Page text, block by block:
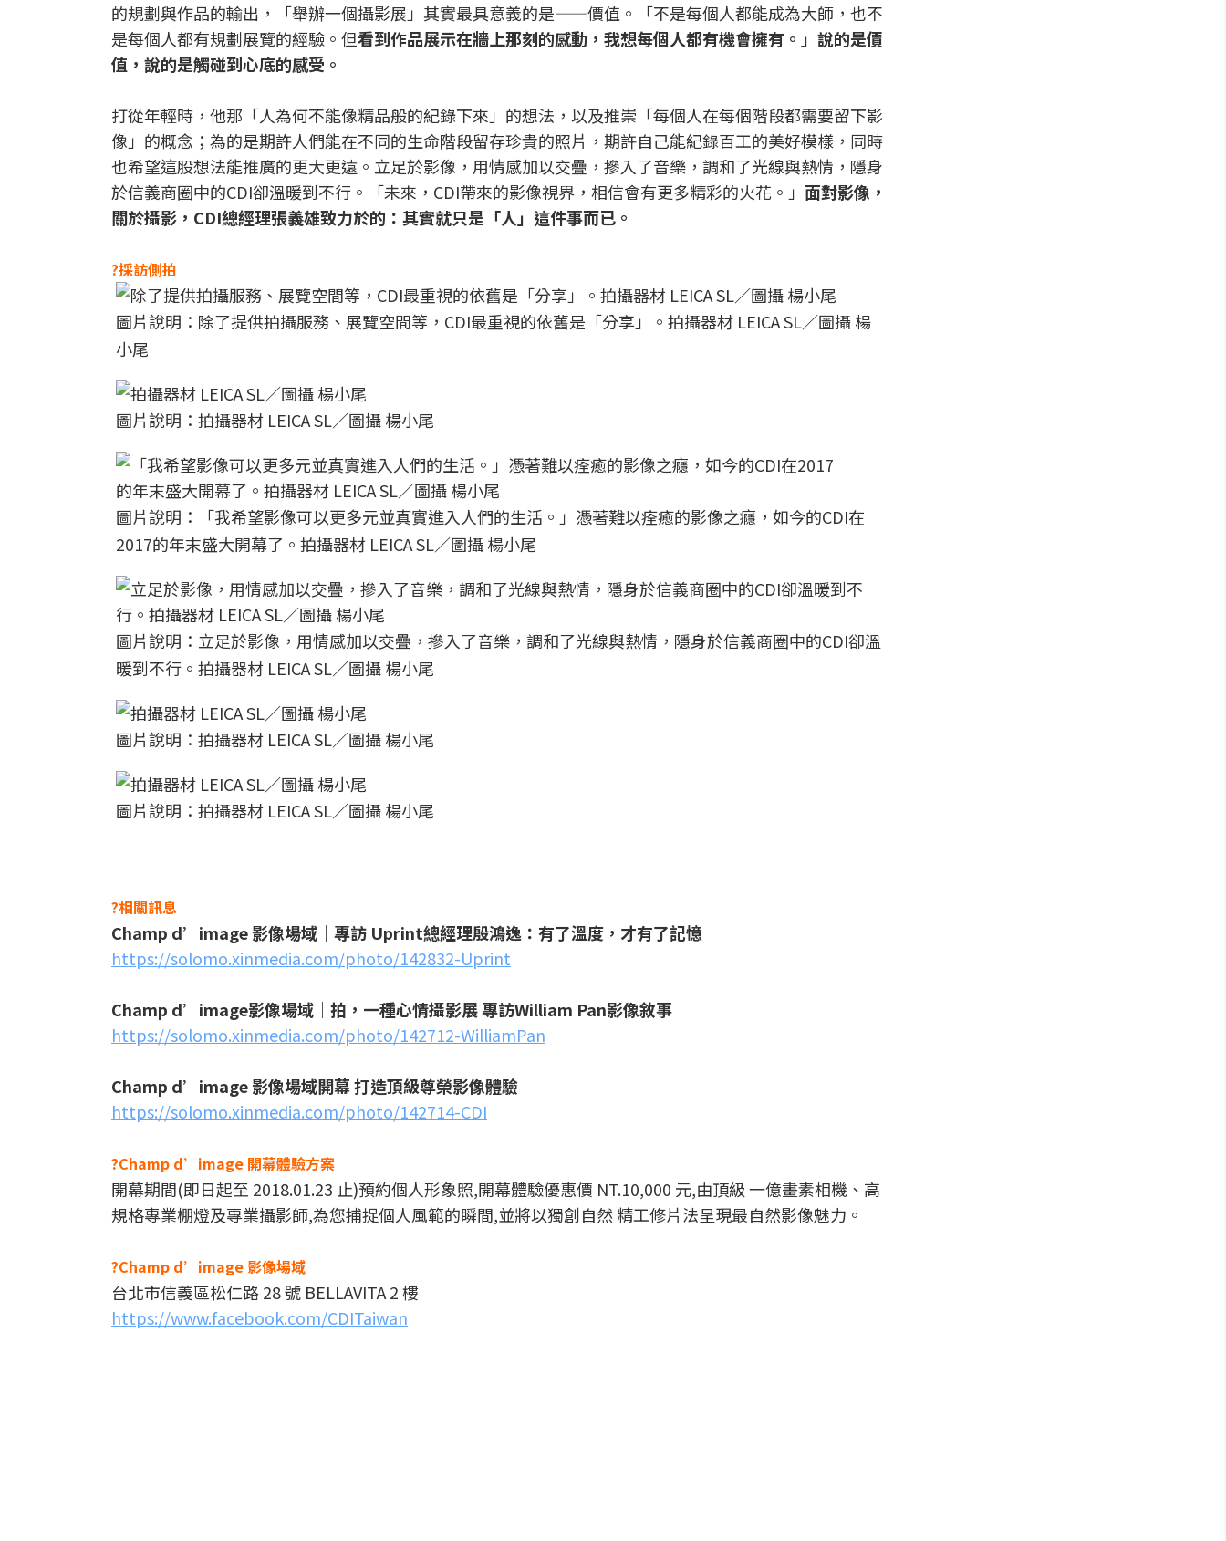
的規劃與作品的輸出，「舉辦一個攝影展」其實最具意義的是——價值。「不是每個人都能成為大師，也不
是每個人都有規劃展覽的經驗。但看到作品展示在牆上那刻的感動，我想每個人都有機會擁有。」說的是價
值，說的是觸碰到心底的感受。
打從年輕時，他那「人為何不能像精品般的紀錄下來」的想法，以及推崇「每個人在每個階段都需要留下影
像」的概念；為的是期許人們能在不同的生命階段留存珍貴的照片，期許自己能紀錄百工的美好模樣，同時
也希望這股想法能推廣的更大更遠。立足於影像，用情感加以交疊，摻入了音樂，調和了光線與熱情，隱身
於信義商圈中的CDI卻溫暖到不行。「未來，CDI帶來的影像視界，相信會有更多精彩的火花。」 面對影像，
關於攝影，CDI總經理張義雄致力於的：其實就只是「人」這件事而已。
?採訪側拍
圖片說明：除了提供拍攝服務、展覽空間等，CDI最重視的依舊是「分享」。拍攝器材 LEICA SL／圖攝 楊
小尾
圖片說明：拍攝器材 LEICA SL／圖攝 楊小尾
圖片說明：「我希望影像可以更多元並真實進入人們的生活。」憑著難以痊癒的影像之癮，如今的CDI在
2017的年末盛大開幕了。拍攝器材 LEICA SL／圖攝 楊小尾
圖片說明：立足於影像，用情感加以交疊，摻入了音樂，調和了光線與熱情，隱身於信義商圈中的CDI卻溫
暖到不行。拍攝器材 LEICA SL／圖攝 楊小尾
圖片說明：拍攝器材 LEICA SL／圖攝 楊小尾
圖片說明：拍攝器材 LEICA SL／圖攝 楊小尾
?相關訊息
Champ d’image 影像場域｜專訪 Uprint總經理殷鴻逸：有了溫度，才有了記憶
https://solomo.xinmedia.com/photo/142832-Uprint
Champ d’image影像場域｜拍，一種心情攝影展 專訪William Pan影像敘事
https://solomo.xinmedia.com/photo/142712-WilliamPan
Champ d’image 影像場域開幕 打造頂級尊榮影像體驗
https://solomo.xinmedia.com/photo/142714-CDI
?Champ d’image 開幕體驗方案
開幕期間(即日起至 2018.01.23 止)預約個人形象照,開幕體驗優惠價 NT.10,000 元,由頂級 一億畫素相機、高
規格專業棚燈及專業攝影師,為您捕捉個人風範的瞬間,並將以獨創自然 精工修片法呈現最自然影像魅力。
?Champ d’image 影像場域
台北市信義區松仁路 28 號 BELLAVITA 2 樓
https://www.facebook.com/CDITaiwan